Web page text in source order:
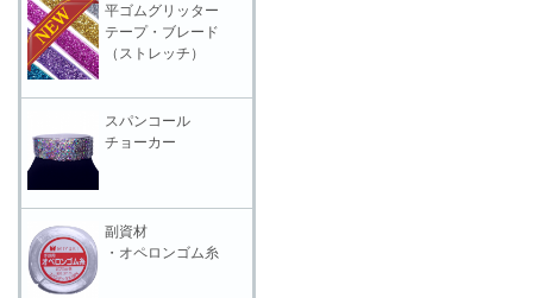
平ゴムグリッター
テープ・ブレード
（ストレッチ）
スパンコール
チョーカー
副資材
・オペロンゴム糸